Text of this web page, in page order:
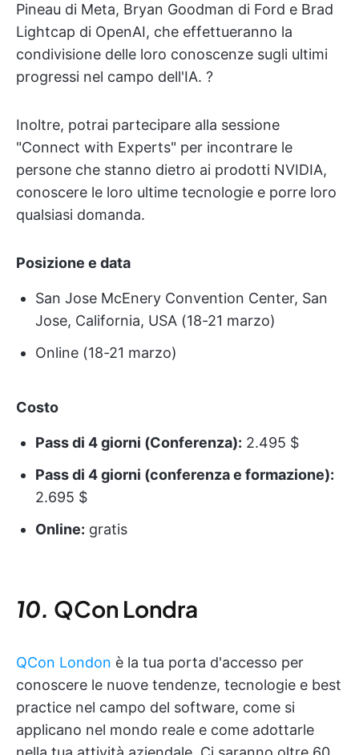
Pineau di Meta, Bryan Goodman di Ford e Brad
Lightcap di OpenAI, che effettueranno la
condivisione delle loro conoscenze sugli ultimi
progressi nel campo dell'IA. ?
Inoltre, potrai partecipare alla sessione
"Connect with Experts" per incontrare le
persone che stanno dietro ai prodotti NVIDIA,
conoscere le loro ultime tecnologie e porre loro
qualsiasi domanda.
Posizione e data
San Jose McEnery Convention Center, San
Jose, California, USA (18-21 marzo)
Online (18-21 marzo)
Costo
Pass di 4 giorni (Conferenza): 2.495 $
Pass di 4 giorni (conferenza e formazione):
2.695 $
Online: gratis
10. QCon Londra
QCon London è la tua porta d'accesso per
conoscere le nuove tendenze, tecnologie e best
practice nel campo del software, come si
applicano nel mondo reale e come adottarle